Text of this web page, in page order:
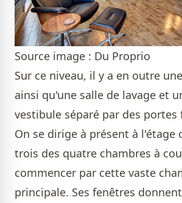
Source image : Du Proprio
Sur ce niveau, il y a en outre
ainsi qu'une salle de lavage et
vestibule séparé par des portes
On se dirige à présent à l'étage
trois des quatre chambres à
commencer par cette vaste
principale. Ses fenêtres